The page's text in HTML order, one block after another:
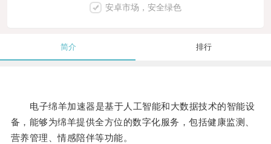
安卓市场，安全绿色
简介 排行
电子绵羊加速器是基于人工智能和大数据技术的智能设
备，能够为绵羊提供全方位的数字化服务，包括健康监测、
营养管理、情感陪伴等功能。